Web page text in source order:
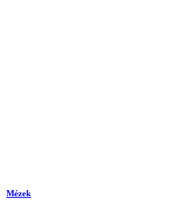
Mézek